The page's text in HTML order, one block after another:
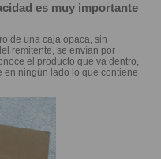
es muy importante
de una caja opaca, sin
remitente, se envían por
el producto que va dentro,
en ningún lado lo que contiene